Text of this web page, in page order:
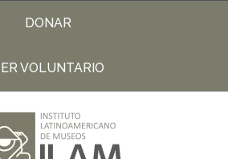
DONAR
VOLUNTARIO